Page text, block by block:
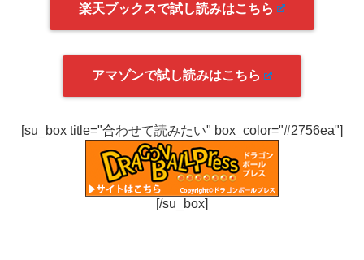
楽天ブックスで試し読みはこちら
アマゾンで試し読みはこちら
[su_box title="合わせて読みたい" box_color="#2756ea"]
[/su_box]